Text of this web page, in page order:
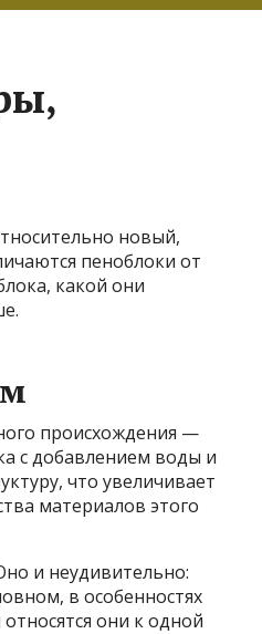
новый,
пеноблоки от
какой они
происхождения —
с добавлением воды и
что увеличивает
материалов этого
и неудивительно:
в особенностях
они к одной